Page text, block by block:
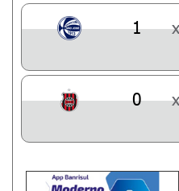
1
0